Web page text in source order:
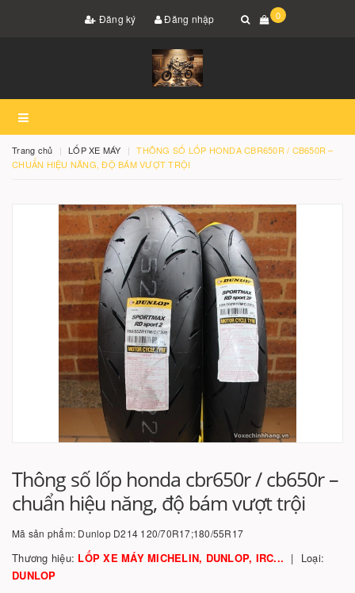
Đăng ký Đăng nhập 0
Trang chủ LỐP XE MÁY
THÔNG SỐ LỐP HONDA CBR650R / CB650R –
CHUẨN HIỆU NĂNG, ĐỘ BÁM VƯỢT TRỘI
Thông số lốp honda cbr650r / cb650r –
chuẩn hiệu năng, độ bám vượt trội
Mã sản phẩm: Dunlop D214 120/70R17;180/55R17
Thương hiệu: LỐP XE MÁY MICHELIN, DUNLOP, IRC...
Loại:
DUNLOP